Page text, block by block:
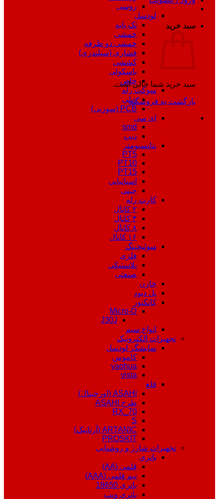
سبد خرید
سبد خرید شما خالی است.
بازگشت به فروشگاه
روسی
لودسل
تک پایه
خمشی
خمشی دو طرفه
فشاری (سیلندری)
کششی
باسکولی
خاص
سوکت رله
ریلی
PCB (سوزنی)
ای سی
smd
دیپ
پتانسیومتر
PT5
PT10
PT15
اسپانیایی
چینی
کارت رله
۲ کانال
۴ کانال
۸ کانال
۱۶ کانال
سوئیچینگ
فلزی
پلاستیکی
صنعتی
خازن
پل دیود
کانکتور
Micro-D
J30J
انواع سیم
تجهیزات الکترونیک
نمایشگر لودسل
کاموس
yaohua
vista
قلع
ASAHI (اورجینال)
طرح ASAHI
RX_70
S
ARTANIC (آرتانیک)
PROSKIT
تجهیزات شارژ و روشنایی
باتری
قلمی (AA)
نیم قلمی (AAA)
باتری 18650
باتری ویپ